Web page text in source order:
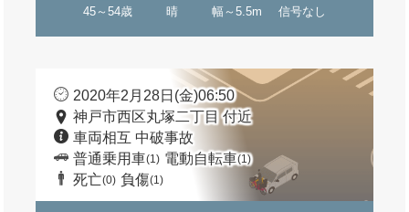
45～54歳 晴 幅～5.5m 信号なし
2020年2月28日(金)06:50
神戸市西区丸塚二丁目 付近
車両相互 中破事故
普通乗用車(1) 電動自転車(1)
死亡(0) 負傷(1)